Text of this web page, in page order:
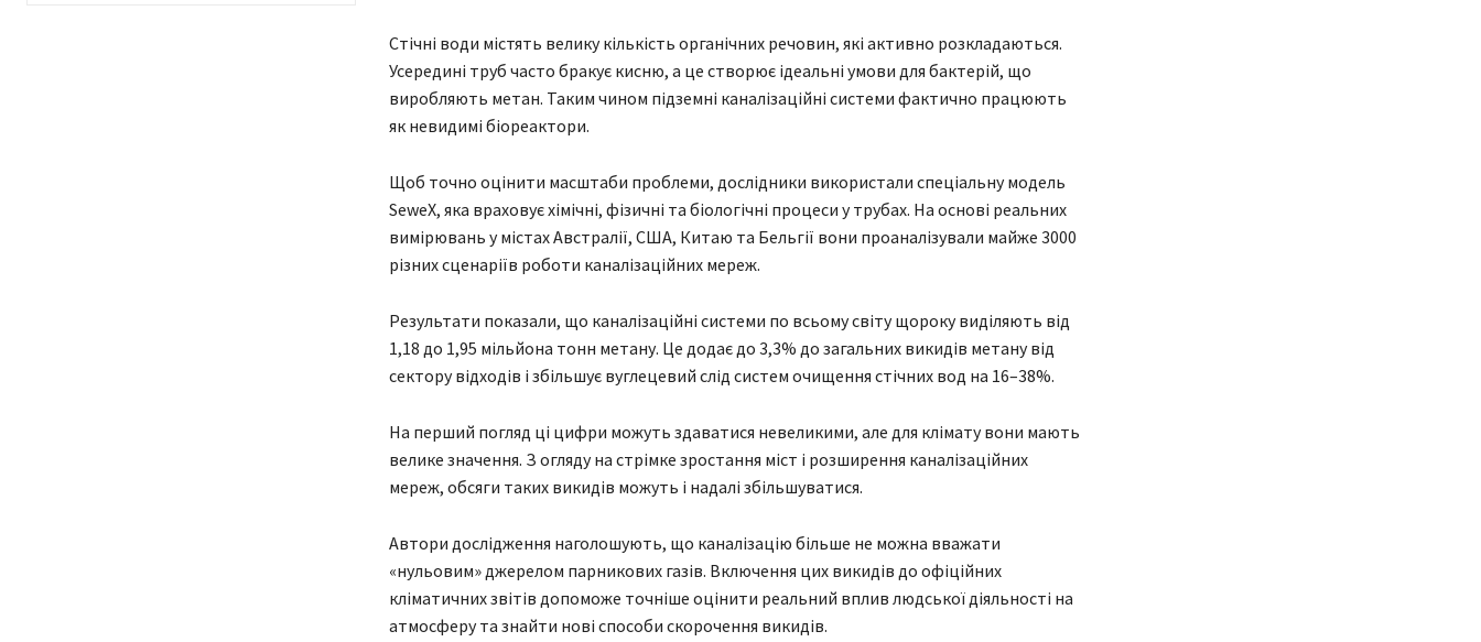
Стічні води містять велику кількість органічних речовин, які активно розкладаються.
Усередині труб часто бракує кисню, а це створює ідеальні умови для бактерій, що
виробляють метан. Таким чином підземні каналізаційні системи фактично працюють
як невидимі біореактори.
Щоб точно оцінити масштаби проблеми, дослідники використали спеціальну модель
SeweX, яка враховує хімічні, фізичні та біологічні процеси у трубах. На основі реальних
вимірювань у містах Австралії, США, Китаю та Бельгії вони проаналізували майже 3000
різних сценаріїв роботи каналізаційних мереж.
Результати показали, що каналізаційні системи по всьому світу щороку виділяють від
1,18 до 1,95 мільйона тонн метану. Це додає до 3,3% до загальних викидів метану від
сектору відходів і збільшує вуглецевий слід систем очищення стічних вод на 16–38%.
На перший погляд ці цифри можуть здаватися невеликими, але для клімату вони мають
велике значення. З огляду на стрімке зростання міст і розширення каналізаційних
мереж, обсяги таких викидів можуть і надалі збільшуватися.
Автори дослідження наголошують, що каналізацію більше не можна вважати
«нульовим» джерелом парникових газів. Включення цих викидів до офіційних
кліматичних звітів допоможе точніше оцінити реальний вплив людської діяльності на
атмосферу та знайти нові способи скорочення викидів.